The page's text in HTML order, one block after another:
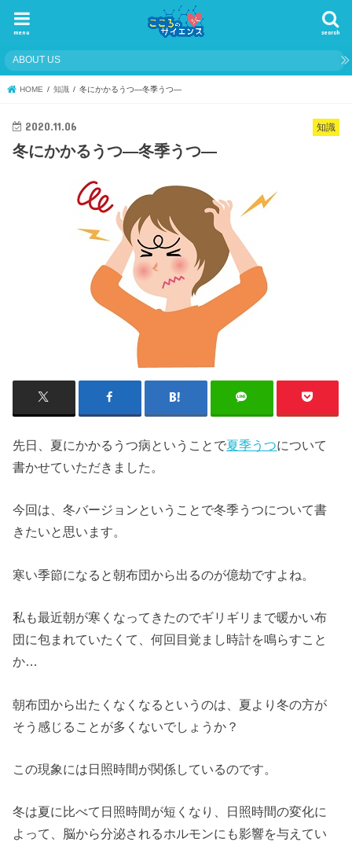
search
menu
ABOUT US
HOME 知識 冬にかかるうつ―冬季うつ―
知識
2020.11.06
冬にかかるうつ―冬季うつ―
先日、夏にかかるうつ病ということで夏季うつについて
書かせていただきました。
今回は、冬バージョンということで冬季うつについて書
きたいと思います。
寒い季節になると朝布団から出るのが億劫ですよね。
私も最近朝が寒くなってきたのでギリギリまで暖かい布
団に包まれていたくて、何回目覚まし時計を鳴らすこと
か…
朝布団から出たくなくなるというのは、夏より冬の方が
そう感じることが多くないでしょうか？
この現象には日照時間が関係しているのです。
冬は夏に比べて日照時間が短くなり、日照時間の変化に
よって、脳から分泌されるホルモンにも影響を与えてい